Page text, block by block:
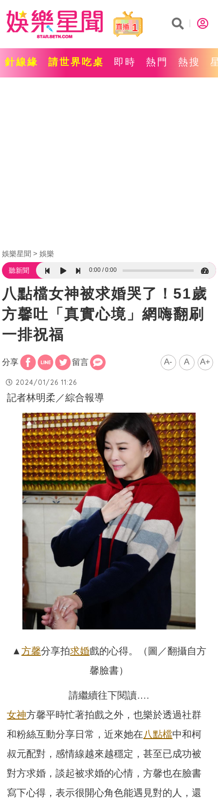
1
針線緣 請世界吃桌 即時 熱門 熱搜
娛樂星聞 娛樂
聽新聞 0:00 0:00
八點檔女神被求婚哭了！51歲
方馨吐「真實心境」網嗨翻刷
一排祝福
分享 留言 A- A A+
2024/01/26 11:26
記者林明柔／綜合報導
▲ 方馨分享拍求婚戲的心得。（圖／翻攝自方
馨臉書）
請繼續往下閱讀….
女神方馨平時忙著拍戲之外，也樂於透過社群
和粉絲互動分享日常，近來她在八點檔中和柯
叔元配對，感情線越來越穩定，甚至已成功被
對方求婚，談起被求婚的心情，方馨也在臉書
寫下心得，表示很開心角色能遇見對的人，還